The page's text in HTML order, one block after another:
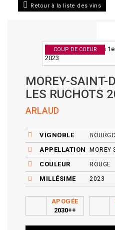
Retour à la liste des vins
COUP DE COEUR
MOREY-SAINT-
LES RUCHOTS
ARLAUD
VIGNOBLE
APPELLATION MOREY
COULEUR ROUGE
MILLÉSIME 2023
APOGÉE
2030++